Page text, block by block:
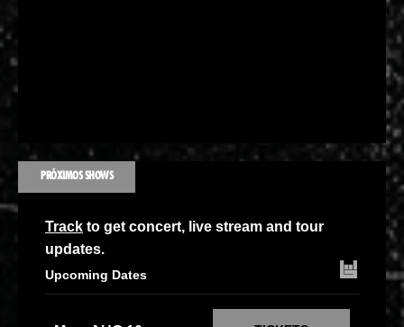
PRÓXIMOS SHOWS
Track to get concert, live stream and tour
updates.
Upcoming Dates